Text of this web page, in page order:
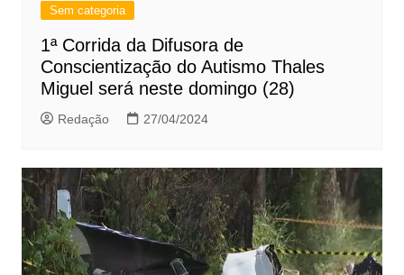
Sem categoria
1ª Corrida da Difusora de
Conscientização do Autismo Thales
Miguel será neste domingo (28)
Redação 27/04/2024